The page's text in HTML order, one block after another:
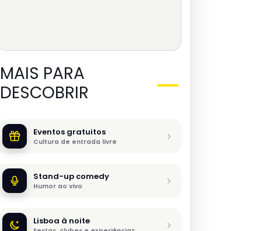
MAIS PARA
DESCOBRIR
Eventos gratuitos
Cultura de entrada livre
Stand-up comedy
Humor ao vivo
Lisboa à noite